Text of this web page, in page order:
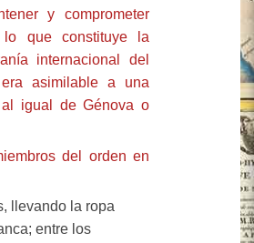
y comprometer
lo que constituye la
internacional del
asimilable a una
al igual de Génova o
del orden en
llevando la ropa
entre los